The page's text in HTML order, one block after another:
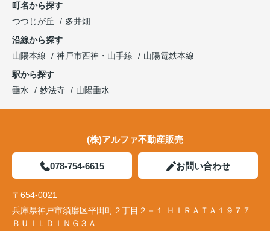
町名から探す
つつじが丘
多井畑
沿線から探す
山陽本線
神戸市西神・山手線
山陽電鉄本線
駅から探す
垂水
妙法寺 山陽垂水
(株)アルファ不動産販売
078-754-6615 お問い合わせ
〒654-0021
兵庫県神戸市須磨区平田町２丁目２－１ ＨＩＲＡＴＡ１９７７
ＢＵＩＬＤＩＮＧ３Ａ